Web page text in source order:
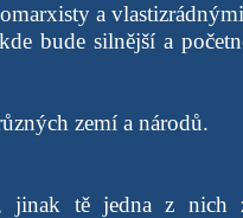
a
bude silnější a
zemí a národů.
jinak tě jedna z nich